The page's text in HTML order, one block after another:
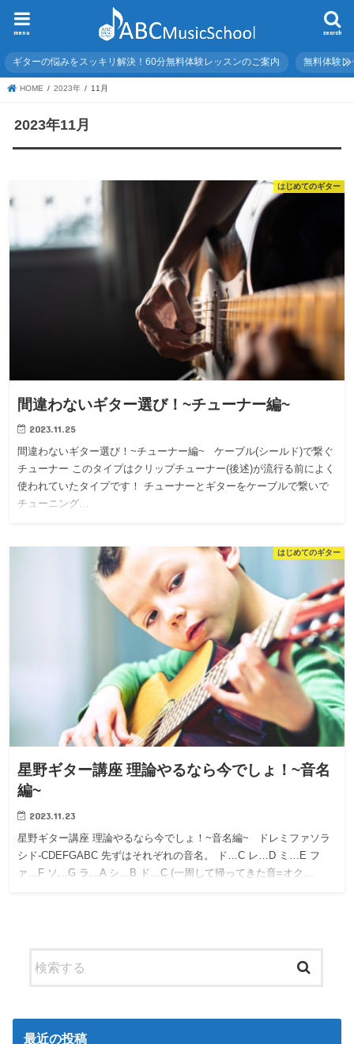
search
menu
ギターの悩みをスッキリ解決！60分無料体験レッスンのご案内 無料体験レ
HOME 2023年 11月
2023年11月
はじめてのギター
間違わないギター選び！~チューナー編~
2023.11.25
間違わないギター選び！~チューナー編~ ケーブル(シールド)で繋ぐ
チューナー このタイプはクリップチューナー(後述)が流行る前によく
使われていたタイプです！ チューナーとギターをケーブルで繋いで
チューニング…
はじめてのギター
星野ギター講座 理論やるなら今でしょ！~音名
編~
2023.11.23
星野ギター講座 理論やるなら今でしょ！~音名編~ ドレミファソラ
シド-CDEFGABC 先ずはそれぞれの音名。 ド…C レ…D ミ…E フ
ァ…F ソ…G ラ…A シ…B ド…C (一周して帰ってきた音=オク…
最近の投稿